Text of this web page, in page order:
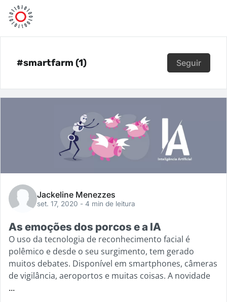
#smartfarm (1) Seguir
Jackeline Menezzes
set. 17, 2020 - 4 min de leitura
As emoções dos porcos e a IA
O uso da tecnologia de reconhecimento facial é
polêmico e desde o seu surgimento, tem gerado
muitos debates. Disponível em smartphones, câmeras
de vigilância, aeroportos e muitas coisas. A novidade
...